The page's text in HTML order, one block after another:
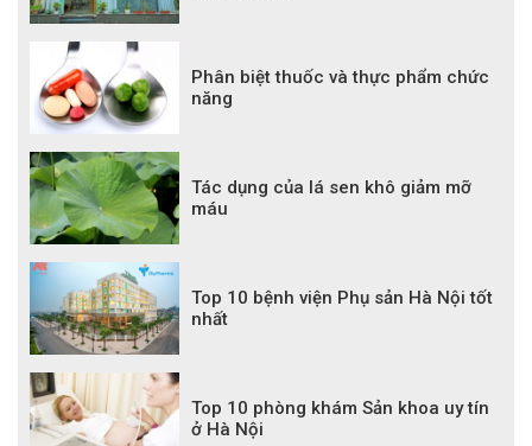
Phân biệt thuốc và thực phẩm chức
năng
Tác dụng của lá sen khô giảm mỡ
máu
Top 10 bệnh viện Phụ sản Hà Nội tốt
nhất
Top 10 phòng khám Sản khoa uy tín
ở Hà Nội